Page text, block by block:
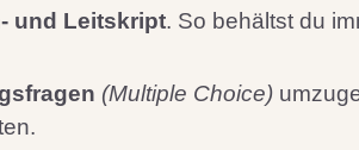
und Leitskript. So behältst du
(Multiple Choice)